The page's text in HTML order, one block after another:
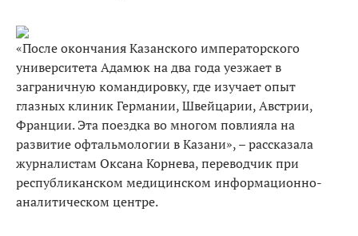
«После окончания Казанского императорского
университета Адамюк на два года уезжает в
заграничную командировку, где изучает опыт
глазных клиник Германии, Швейцарии, Австрии,
Франции. Эта поездка во многом повлияла на
развитие офтальмологии в Казани», – рассказала
журналистам Оксана Корнева, переводчик при
республиканском медицинском информационно-
аналитическом центре.